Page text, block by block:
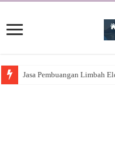
Jasa Pembuangan Limbah